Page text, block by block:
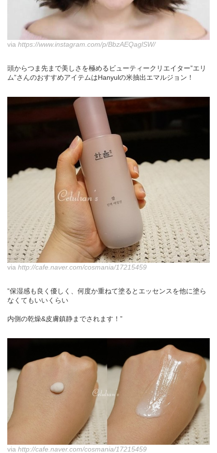
via https://www.instagram.com/p/BbzAEQaglSW/
頭からつま先まで美しさを極めるビューティークリエイター”エリ
ム”さんのおすすめアイテムはHanyulの米抽出エマルジョン！
via http://cafe.naver.com/cosmania/17215459
”保湿感も良く優しく、何度か重ねて塗るとエッセンスを他に塗ら
なくてもいいくらい
内側の乾燥&皮膚鎮静までされます！”
via http://cafe.naver.com/cosmania/17215459